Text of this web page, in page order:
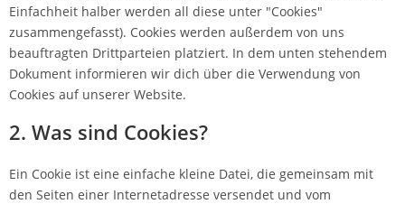
Einfachheit halber werden all diese unter "Cookies"
zusammengefasst). Cookies werden außerdem von uns
beauftragten Drittparteien platziert. In dem unten stehendem
Dokument informieren wir dich über die Verwendung von
Cookies auf unserer Website.
2. Was sind Cookies?
Ein Cookie ist eine einfache kleine Datei, die gemeinsam mit
den Seiten einer Internetadresse versendet und vom